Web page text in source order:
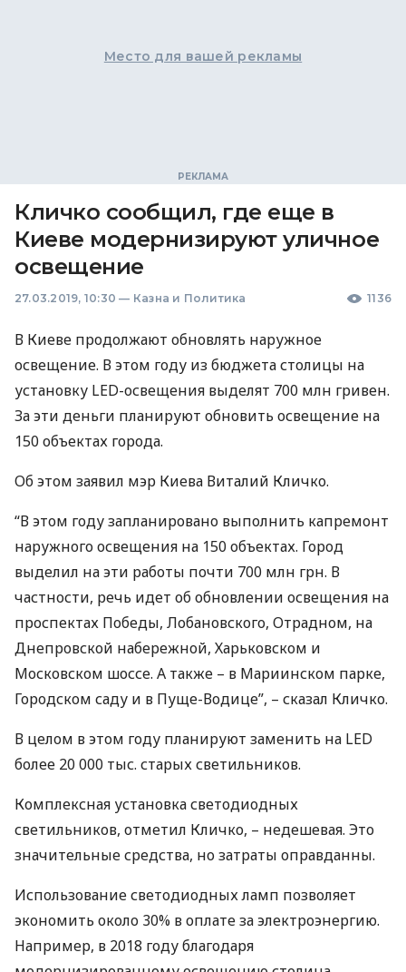
Место для вашей рекламы
Кличко сообщил, где еще в
Киеве модернизируют уличное
освещение
27.03.2019, 10:30 — Казна и Политика 1136
В Киеве продолжают обновлять наружное
освещение. В этом году из бюджета столицы на
установку LED-освещения выделят 700 млн гривен.
За эти деньги планируют обновить освещение на
150 объектах города.
Об этом заявил мэр Киева Виталий Кличко.
“В этом году запланировано выполнить капремонт
наружного освещения на 150 объектах. Город
выделил на эти работы почти 700 млн грн. В
частности, речь идет об обновлении освещения на
проспектах Победы, Лобановского, Отрадном, на
Днепровской набережной, Харьковском и
Московском шоссе. А также – в Мариинском парке,
Городском саду и в Пуще-Водице”, – сказал Кличко.
В целом в этом году планируют заменить на LED
более 20 000 тыс. старых светильников.
Комплексная установка светодиодных
светильников, отметил Кличко, – недешевая. Это
значительные средства, но затраты оправданны.
Использование светодиодных ламп позволяет
экономить около 30% в оплате за электроэнергию.
Например, в 2018 году благодаря